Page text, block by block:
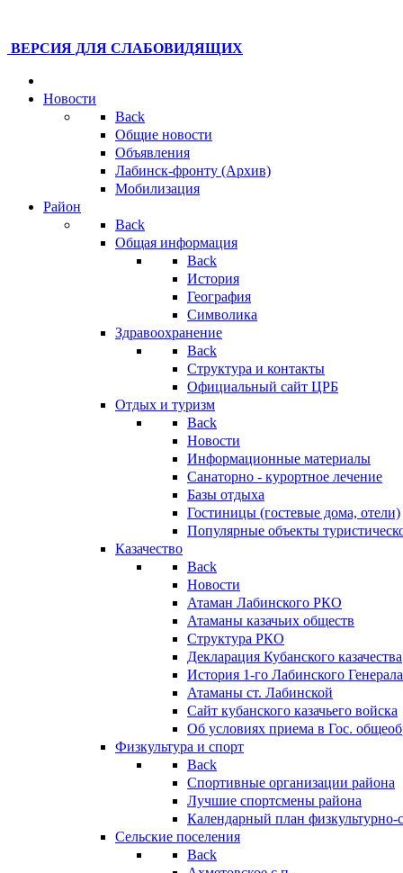
ВЕРСИЯ ДЛЯ СЛАБОВИДЯЩИХ
Новости
Back
Общие новости
Объявления
Лабинск-фронту (Архив)
Мобилизация
Район
Back
Общая информация
Back
История
География
Символика
Здравоохранение
Back
Структура и контакты
Официальный сайт ЦРБ
Отдых и туризм
Back
Новости
Информационные материалы
Санаторно - курортное лечение
Базы отдыха
Гостиницы (гостевые дома, отели)
Популярные объекты
Казачество
Back
Новости
Атаман Лабинского РКО
Атаманы казачьих обществ
Структура РКО
Декларация Кубанского казачества
История 1-го Лабинского
Атаманы ст. Лабинской
Cайт кубанского казачьего войска
Об условиях приема в Гос.
Физкультура и спорт
Back
Спортивные организации района
Лучшие спортсмены района
Календарный план
Сельские поселения
Back